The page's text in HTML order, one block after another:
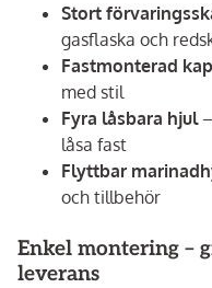
Stort
gasflaska och
Fastmonterad
med stil
Fyra låsbara hjul
låsa fast
Flyttbar
och tillbehör
Enkel montering –
leverans